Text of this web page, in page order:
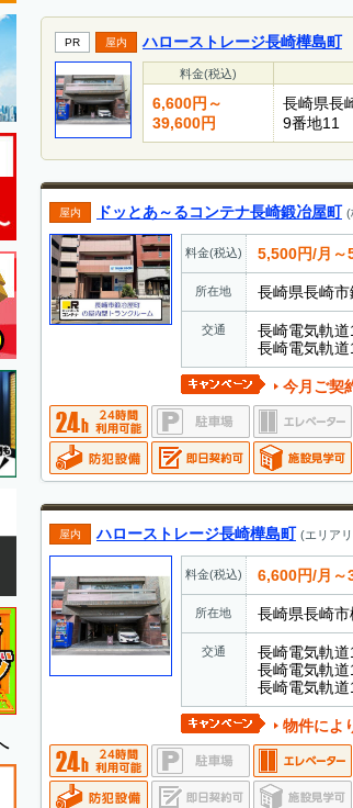
PR 屋内 ハローストレージ長崎樺島町
料金(税込)
6,600円～
39,600円
長崎県長
9番地11
屋内 ドッとあ～るコンテナ長崎鍛冶屋町 (
料金(税込) 5,500円/月～
所在地 長崎県長崎
交通
長崎電気軌
長崎電気軌
今月ご契約者
屋内 ハローストレージ長崎樺島町 (エリア
料金(税込) 6,600円/月～
所在地 長崎県長崎
交通
長崎電気軌
長崎電気軌
長崎電気軌
物件によ